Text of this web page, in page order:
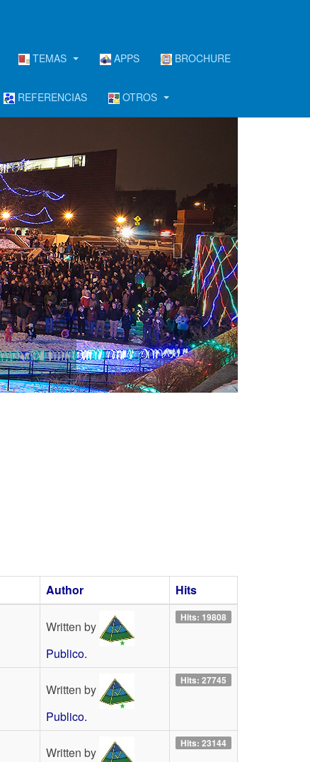
TEMAS APPS BROCHURE
REFERENCIAS OTROS
Author
Hits
Written by
Publico.
Hits: 19808
Written by
Publico.
Hits: 27745
Written by
Hits: 23144